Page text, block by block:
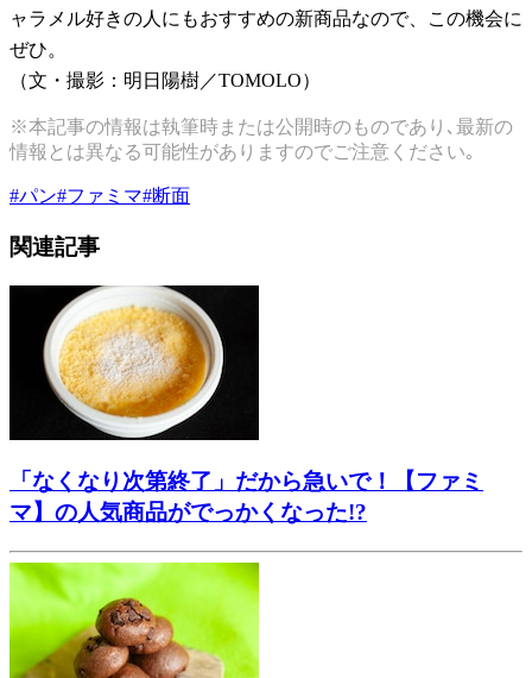
ャラメル好きの人にもおすすめの新商品なので、この機会に
ぜひ。
（文・撮影：明日陽樹／TOMOLO）
※本記事の情報は執筆時または公開時のものであり､最新の
情報とは異なる可能性がありますのでご注意ください｡
#パン#ファミマ#断面
関連記事
「なくなり次第終了」だから急いで！【ファミ
マ】の人気商品がでっかくなった!?